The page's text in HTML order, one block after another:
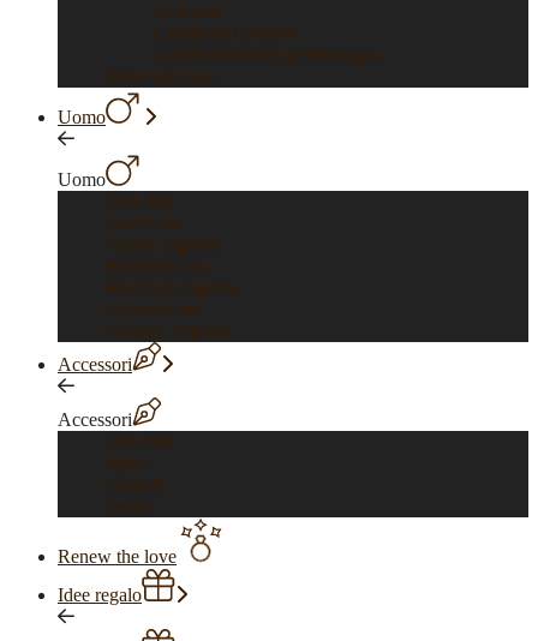
Vedi tutti
Certificati Orofirst
Certificati istituti gemmologici
Pietre preziose
Uomo
Uomo
Vedi tutti
Anelli oro
Anelli Argento
Bracciali Oro
Bracciali Argento
Collane Oro
Collane Argento
Accessori
Accessori
Vedi tutti
Spille
Gemelli
Penne
Renew the love
Idee regalo